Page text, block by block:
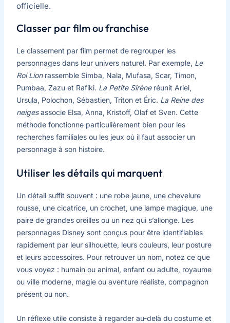
officielle.
Classer par film ou franchise
Le classement par film permet de regrouper les
personnages dans leur univers naturel. Par exemple, Le
Roi Lionrassemble Simba, Nala, Mufasa, Scar, Timon,
Pumbaa, Zazu et Rafiki. La Petite Sirèneréunit Ariel,
Ursula, Polochon, Sébastien, Triton et Éric. La Reine des
neigesassocie Elsa, Anna, Kristoff, Olaf et Sven. Cette
méthode fonctionne particulièrement bien pour les
recherches familiales ou les jeux où il faut associer un
personnage à son histoire.
Utiliser les détails qui marquent
Un détail suffit souvent : une robe jaune, une chevelure
rousse, une cicatrice, un crochet, une lampe magique, une
paire de grandes oreilles ou un nez qui s’allonge. Les
personnages Disney sont conçus pour être identifiables
rapidement par leur silhouette, leurs couleurs, leur posture
et leurs accessoires. Pour retrouver un nom, notez ce que
vous voyez : humain ou animal, enfant ou adulte, royaume
ou ville moderne, magie ou aventure réaliste, compagnon
présent ou non.
Un réflexe utile consiste à regarder au-delà du costume et